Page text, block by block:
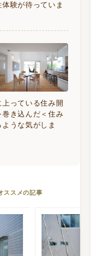
験が待っていま
っている住み開
き込んだ＜住み
うな気がしま
ススメの記事